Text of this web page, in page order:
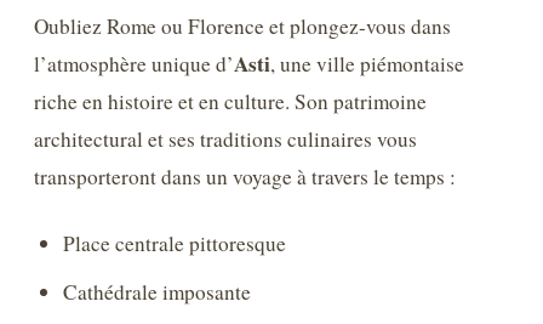
Oubliez Rome ou Florence et plongez-vous dans
l’atmosphère unique d’Asti, une ville piémontaise
riche en histoire et en culture. Son patrimoine
architectural et ses traditions culinaires vous
transporteront dans un voyage à travers le temps :
Place centrale pittoresque
Cathédrale imposante